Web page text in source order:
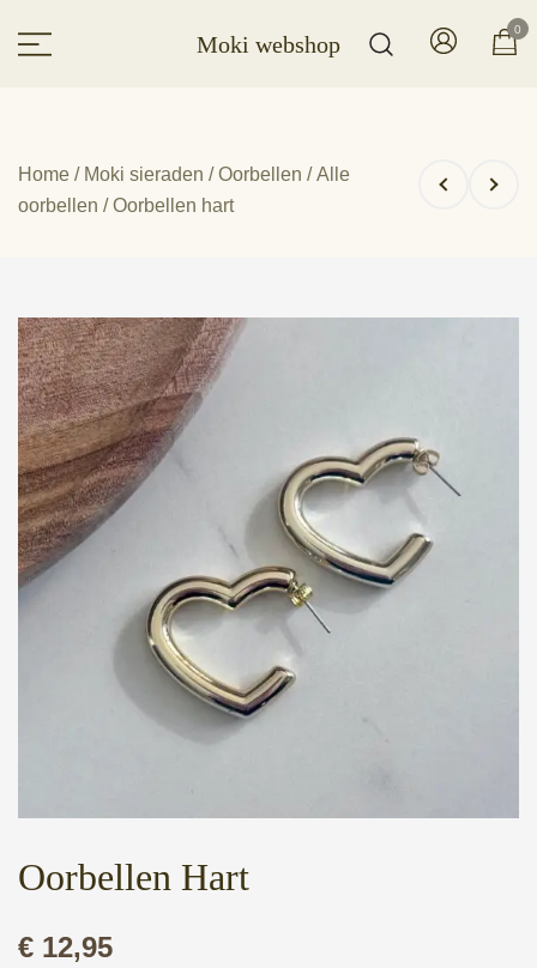
naar
Moki webshop
0
Home / Moki sieraden /Oorbellen /Alle
oorbellen / Oorbellen hart
Oorbellen Hart
€ 12,95